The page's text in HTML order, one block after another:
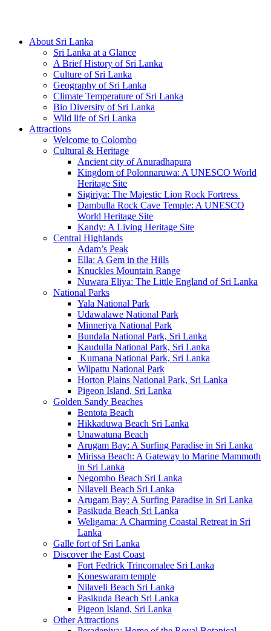
About Sri Lanka
Sri Lanka at a Glance
A Brief History of Sri Lanka
Culture of Sri Lanka
Geography of Sri Lanka
Climate Temperature of Sri Lanka
Bio Diversity of Sri Lanka
Wild life of Sri Lanka
Attractions
Welcome to Colombo
Cultural & Heritage
Ancient city of Anuradhapura
Kingdom of Polonnaruwa: A UNESCO World
Heritage Site
Sigiriya: The Majestic Lion Rock Fortress
Dambulla Rock Cave Temple: A UNESCO
World Heritage Site
Kandy: A Living Heritage Site
Central Highlands
Adam’s Peak
Ella: A Gem in the Hills
Knuckles Mountain Range
Nuwara Eliya: The Little England of Sri Lanka
National Parks
Yala National Park
Udawalawe National Park
Minneriya National Park
Bundala National Park, Sri Lanka
Kaudulla National Park, Sri Lanka
Kumana National Park, Sri Lanka
Wilpattu National Park
Horton Plains National Park, Sri Lanka
Pigeon Island, Sri Lanka
Golden Sandy Beaches
Bentota Beach
Hikkaduwa Beach Sri Lanka
Unawatuna Beach
Arugam Bay: A Surfing Paradise in Sri Lanka
Mirissa Beach: A Gateway to Marine Mammoth
in Sri Lanka
Negombo Beach Sri Lanka
Nilaveli Beach Sri Lanka
Arugam Bay: A Surfing Paradise in Sri Lanka
Pasikuda Beach Sri Lanka
Weligama: A Charming Coastal Retreat in Sri
Lanka
Galle fort of Sri Lanka
Discover the East Coast
Fort Fedrick Trincomalee Sri Lanka
Koneswaram temple
Nilaveli Beach Sri Lanka
Pasikuda Beach Sri Lanka
Pigeon Island, Sri Lanka
Other Attractions